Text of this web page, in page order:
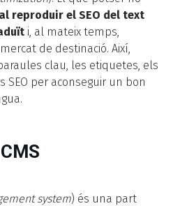
reproduir el SEO del text
i, al mateix temps,
de destinació. Així,
clau, les etiquetes, els
per aconseguir un bon
system) és una part